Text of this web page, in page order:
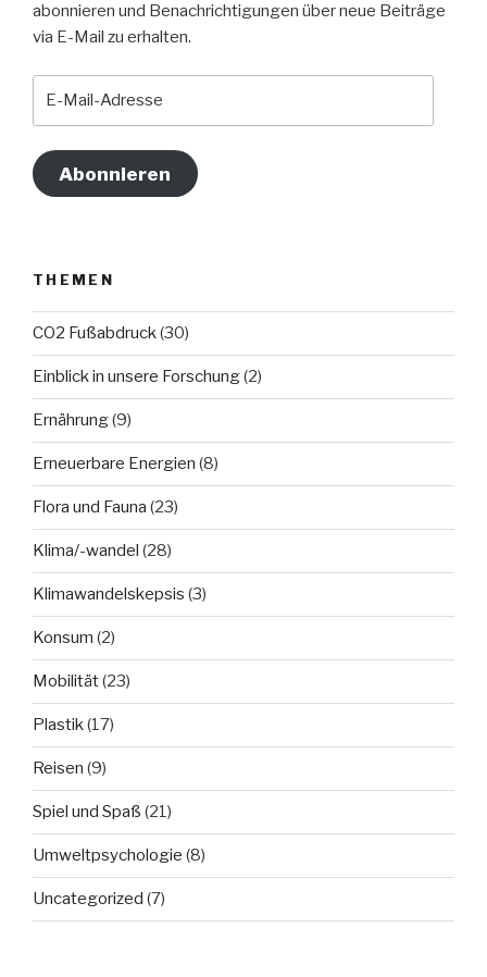
abonnieren und Benachrichtigungen über neue Beiträge
via E-Mail zu erhalten.
Abonnieren
THEMEN
CO2 Fußabdruck(30)
Einblick in unsere Forschung(2)
Ernährung(9)
Erneuerbare Energien (8)
Flora und Fauna (23)
Klima/-wandel (28)
Klimawandelskepsis (3)
Konsum (2)
Mobilität(23)
Plastik(17)
Reisen (9)
Spiel und Spaß (21)
Umweltpsychologie (8)
Uncategorized (7)